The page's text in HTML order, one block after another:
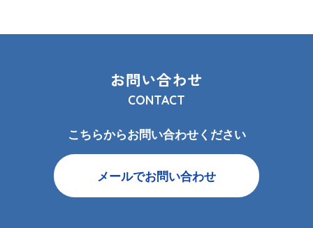
お問い合わせ
CONTACT
こちらからお問い合わせください
メールでお問い合わせ